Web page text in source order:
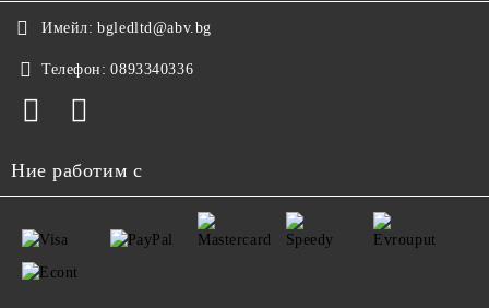
Имейл: bgledltd@abv.bg
Телефон: 0893340336
Ние работим с